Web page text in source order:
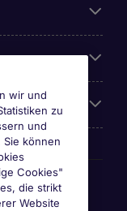
wir und
zu
und
Sie können
Cookies"
die strikt
Website